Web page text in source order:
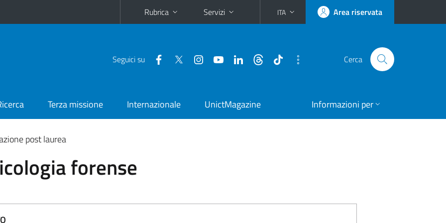
Rubrica Servizi ITA Area riservata
Seguici su Cerca
Terza missione Internazionale UnictMagazine Informazioni per
post laurea
forense